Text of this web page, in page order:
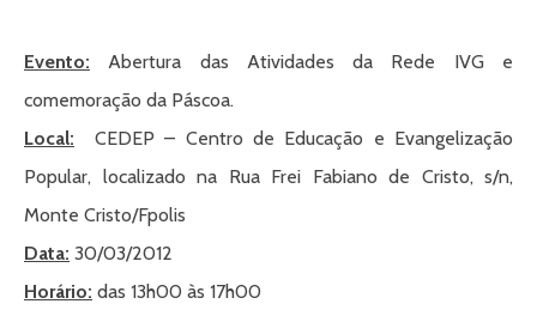
Evento: Abertura das Atividades da Rede IVG e
comemoração da Páscoa.
Local: CEDEP – Centro de Educação e Evangelização
Popular, localizado na Rua Frei Fabiano de Cristo, s/n,
Monte Cristo/Fpolis
Data: 30/03/2012
Horário: das 13h00 às 17h00